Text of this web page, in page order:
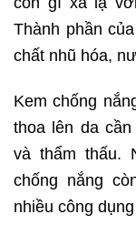
Thành phần
chất nhũ hóa,
Kem chống
thoa lên da
và thẩm thấu.
chống nắng
nhiều công